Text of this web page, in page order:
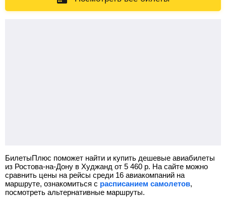
БилетыПлюс поможет найти и купить дешевые авиабилеты
из Ростова-на-Дону в Худжанд от 5 460 р. На сайте можно
сравнить цены на рейсы среди 16 авиакомпаний на
маршруте, ознакомиться с расписанием самолетов,
посмотреть альтернативные маршруты.